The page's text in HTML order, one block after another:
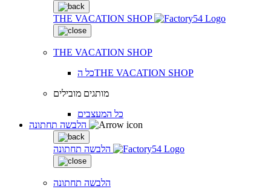
THE VACATION SHOP
THE VACATION SHOP
כל הTHE VACATION SHOP
מותגים מובילים
כל המעצבים
הלבשה תחתונה
הלבשה תחתונה